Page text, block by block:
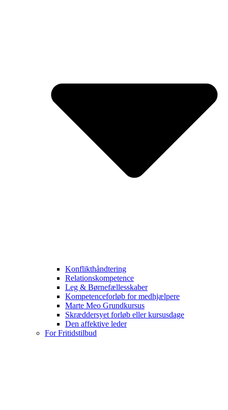
Konflikthåndtering
Relationskompetence
Leg & Børnefællesskaber
Kompetenceforløb for medhjælpere
Marte Meo Grundkursus
Skræddersyet forløb eller kursusdage
Den affektive leder
For Fritidstilbud